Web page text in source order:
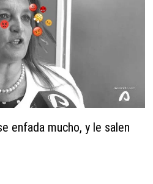
enfada mucho, y le salen